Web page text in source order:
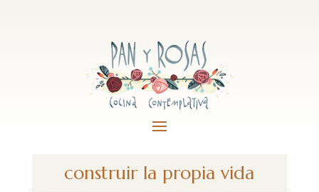
construir la propia vida